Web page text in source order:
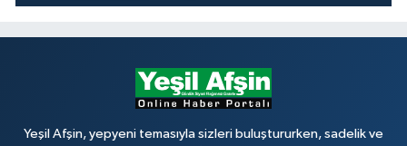
Yeşil Afşin, yepyeni temasıyla sizleri buluştururken, sadelik ve